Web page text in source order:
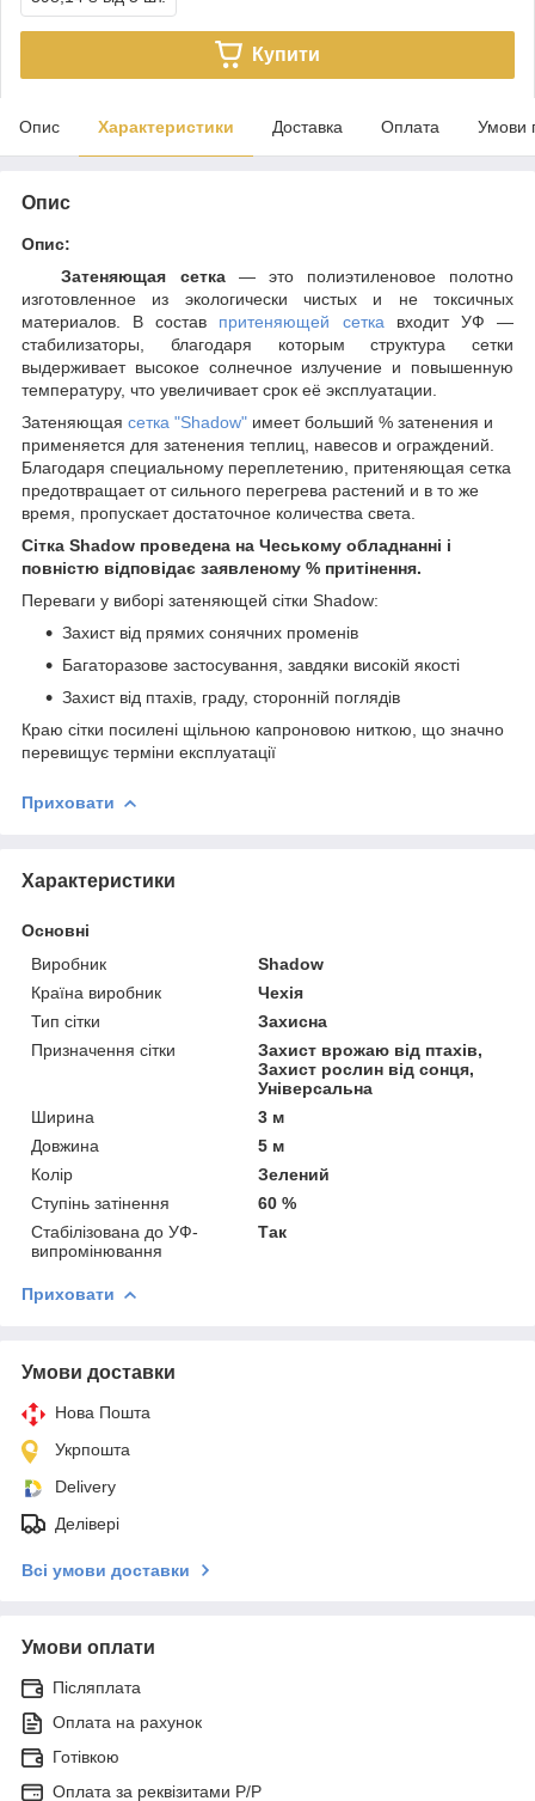
Купити
Опис Характеристики Доставка Оплата Умови
Опис
Опис:
Затеняющая сетка — это полиэтиленовое полотно
изготовленное из экологически чистых и не токсичных
материалов. В состав притеняющей сетка входит УФ —
стабилизаторы, благодаря которым структура сетки
выдерживает высокое солнечное излучение и повышенную
температуру, что увеличивает срок её эксплуатации.
Затеняющая сетка "Shadow" имеет больший % затенения и
применяется для затенения теплиц, навесов и ограждений.
Благодаря специальному переплетению, притеняющая сетка
предотвращает от сильного перегрева растений и в то же
время, пропускает достаточное количества света.
Сітка Shadow проведена на Чеському обладнанні і
повністю відповідає заявленому % притінення.
Переваги у виборі затеняющей сітки Shadow:
Захист від прямих сонячних променів
Багаторазове застосування, завдяки високій якості
Захист від птахів, граду, сторонній поглядів
Краю сітки посилені щільною капроновою ниткою, що значно
перевищує терміни експлуатації
Приховати
Характеристики
Основні
Виробник
Shadow
Країна виробник
Чехія
Тип сітки
Захисна
Призначення сітки
Захист врожаю від птахів,
Захист рослин від сонця,
Універсальна
Ширина
3 м
Довжина
5 м
Колір
Зелений
Ступінь затінення
60 %
Стабілізована до УФ-
випромінювання
Так
Приховати
Умови доставки
Нова Пошта
Укрпошта
Delivery
Делівері
Всі умови доставки
Умови оплати
Післяплата
Оплата на рахунок
Готівкою
Оплата за реквізитами P/Р